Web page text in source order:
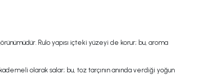
Rulo yapısı içteki yüzeyi de korur; bu, aroma
olarak salar; bu, toz tarçının anında verdiği yoğun